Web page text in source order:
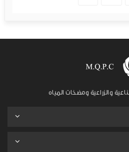
والزراعية ومضخات المياه